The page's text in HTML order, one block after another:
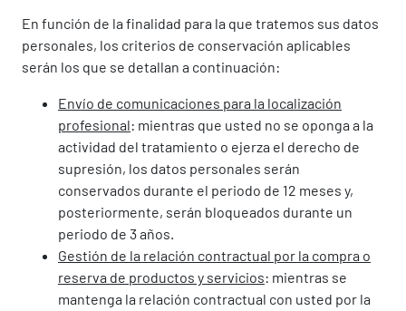
En función de la finalidad para la que tratemos sus datos
personales, los criterios de conservación aplicables
serán los que se detallan a continuación:
Envío de comunicaciones para la localización
profesional: mientras que usted no se oponga a la
actividad del tratamiento o ejerza el derecho de
supresión, los datos personales serán
conservados durante el periodo de 12 meses y,
posteriormente, serán bloqueados durante un
periodo de 3 años.
Gestión de la relación contractual por la compra o
reserva de productos y servicios: mientras se
mantenga la relación contractual con usted por la